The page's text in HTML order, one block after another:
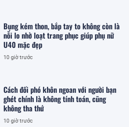
Bụng kém thon, bắp tay to không còn là
nỗi lo nhờ loạt trang phục giúp phụ nữ
U40 mặc đẹp
10 giờ trước
Cách đối phó khôn ngoan với người bạn
ghét chính là không tính toán, cũng
không tha thứ
10 giờ trước